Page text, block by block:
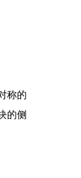
称的
的侧